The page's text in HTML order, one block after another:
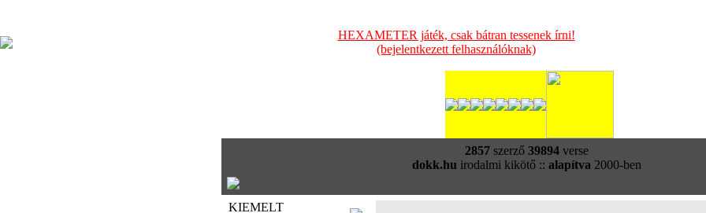
HEXAMETER játék, csak bátran tessenek írni!
(bejelentkezett felhasználóknak)
2857szerző 39894verse
dokk.hu irodalmi kikötő :: alapítva 2000-ben
KIEMELT